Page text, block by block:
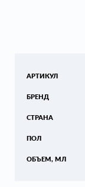
АРТИКУЛ
БРЕНД
СТРАНА
ПОЛ
ОБЪЕМ, МЛ